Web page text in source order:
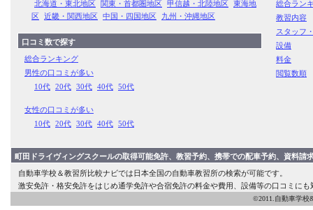
北海道・東北地区 関東・首都圏地区 甲信越・北陸地区 東海地
区 近畿・関西地区 中国・四国地区 九州・沖縄地区
口コミ数で探す
総合ランキング
男性の口コミが多い
10代 20代 30代 40代 50代
女性の口コミが多い
10代 20代 30代 40代 50代
総合ラン
教習内容
スタッフ
設備
料金
閲覧数順
町田ドライヴィングスクールの取得可能免許、教習予約、携帯での配車予約、資料
自動車学校＆教習所比較ナビでは日本全国の自動車教習所の検索が可能です。
激安免許・格安免許をはじめ通学免許や合宿免許の料金や費用、設備等の口コミに
©2011.自動車学校